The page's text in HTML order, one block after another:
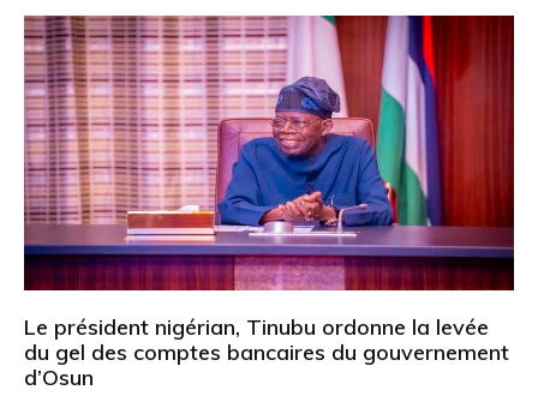
Le président nigérian, Tinubu ordonne la levée
du gel des comptes bancaires du gouvernement
d’Osun